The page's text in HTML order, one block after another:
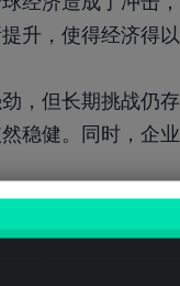
升，使得经济得以
，但长期挑战仍
稳健。同时，企
优化来提高生产
可能面临结构性